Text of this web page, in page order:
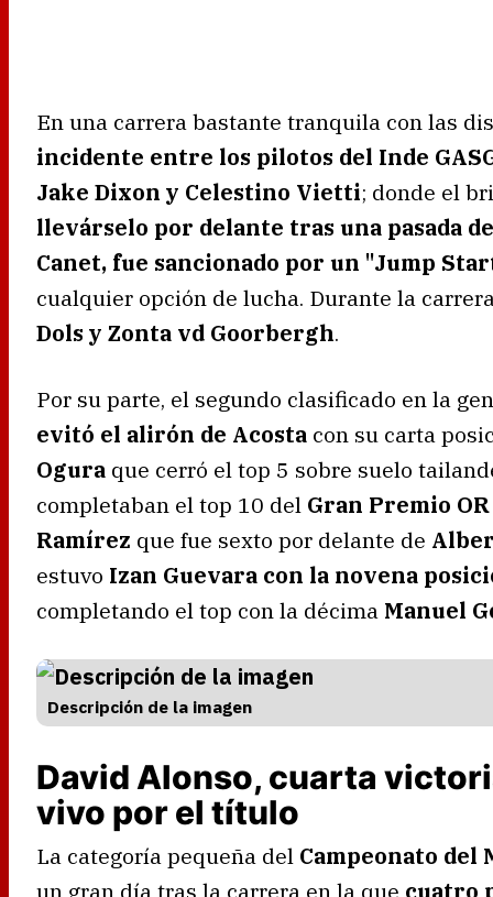
En una carrera bastante tranquila con las
incidente entre los pilotos del Inde
Jake Dixon y Celestino Vietti; donde el
llevárselo por delante tras una pasada
Canet, fue sancionado por un "Jump
cualquier opción de lucha. Durante la
Dols y Zonta vd Goorbergh.
Por su parte, el segundo clasificado en la
evitó el alirón de Acosta con su carta
Ogura que cerró el top 5 sobre suelo
completaban el top 10 del Gran Premio
Ramírez que fue sexto por delante de
estuvo Izan Guevara con la novena
completando el top con la décima Manuel
Descripción de la imagen
David Alonso, cuarta
vivo por el título
La categoría pequeña del Campeonato del
un gran día tras la carrera en la que cuatro